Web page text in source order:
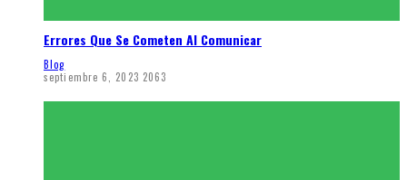
Errores Que Se Cometen Al Comunicar
Blog
septiembre 6, 2023 2063